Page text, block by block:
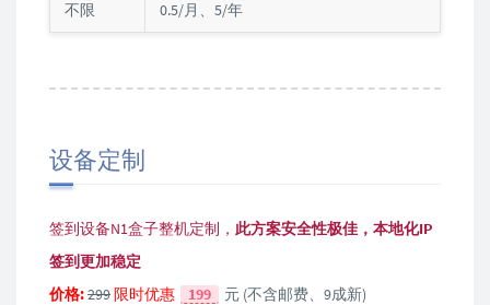
不限 0.5/月、5/年
设备定制
签到设备N1盒子整机定制， 此方案安全性极佳，本地化IP
签到更加稳定
价格:299限时优惠 199 元 (不含邮费、9成新)